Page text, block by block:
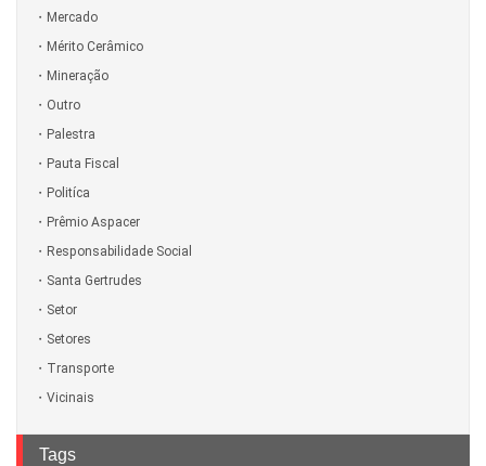
Mercado
Mérito Cerâmico
Mineração
Outro
Palestra
Pauta Fiscal
Politíca
Prêmio Aspacer
Responsabilidade Social
Santa Gertrudes
Setor
Setores
Transporte
Vicinais
Tags